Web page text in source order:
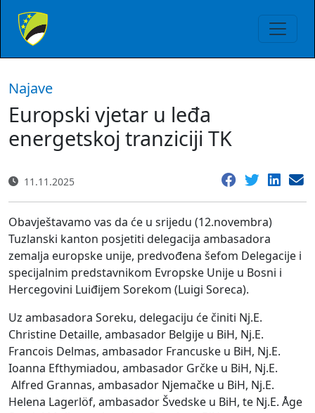
Najave
Europski vjetar u leđa
energetskoj tranziciji TK
11.11.2025
Obavještavamo vas da će u srijedu (12.novembra)
Tuzlanski kanton posjetiti delegacija ambasadora
zemalja europske unije, predvođena šefom Delegacije i
specijalnim predstavnikom Evropske Unije u Bosni i
Hercegovini Luiđijem Sorekom (Luigi Soreca).
Uz ambasadora Soreku, delegaciju će činiti Nj.E.
Christine Detaille, ambasador Belgije u BiH, Nj.E.
Francois Delmas, ambasador Francuske u BiH, Nj.E.
Ioanna Efthymiadou, ambasador Grčke u BiH, Nj.E.
Alfred Grannas, ambasador Njemačke u BiH, Nj.E.
Helena Lagerlöf, ambasador Švedske u BiH, te Nj.E. Åge